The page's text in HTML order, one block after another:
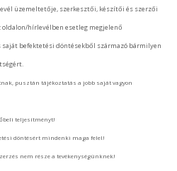
üzemeltetője, szerkesztői, készítői és szerzői
hírlevélben esetleg megjelenő
befektetési döntésekből származó bármilyen
pusztán tájékoztatás a jobb saját vagyon
teljesítményt!
döntésért mindenki maga felel!
nem része a tevékenységünknek!